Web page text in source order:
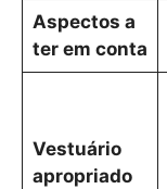
Aspectos a
ter em conta
Vestuário
apropriado